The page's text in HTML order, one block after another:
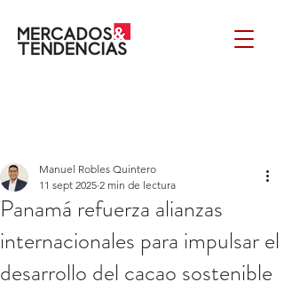
Panamá refuerza alianzas
internacionales para impulsar el
desarrollo del cacao sostenible
Manuel Robles Quintero
11 sept 2025 2 min de lectura